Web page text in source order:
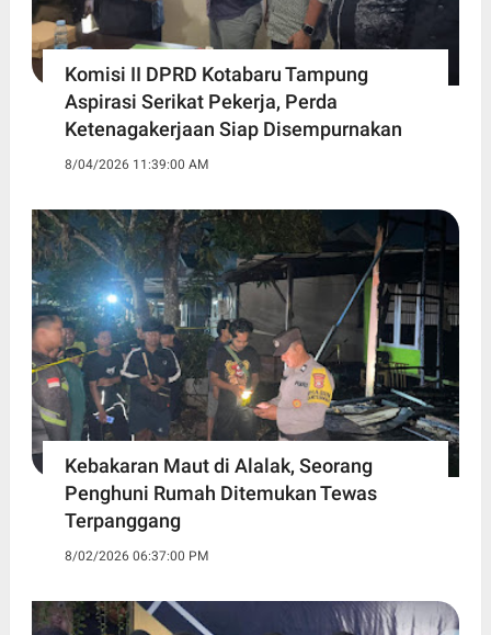
Komisi II DPRD Kotabaru Tampung
Aspirasi Serikat Pekerja, Perda
Ketenagakerjaan Siap Disempurnakan
8/04/2026 11:39:00 AM
Kebakaran Maut di Alalak, Seorang
Penghuni Rumah Ditemukan Tewas
Terpanggang
8/02/2026 06:37:00 PM